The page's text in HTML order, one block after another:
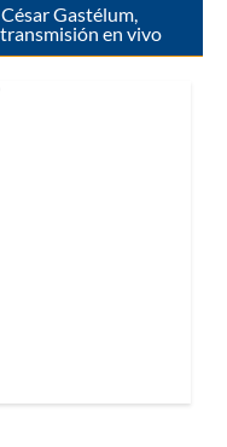
Gastélum,
en vivo